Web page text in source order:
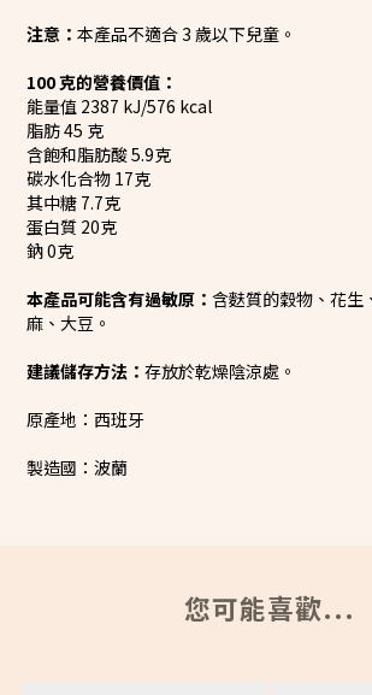
注意： 本產品不適合 3 歲以下兒童。
100 克的營養價值：
能量值 2387 kJ/576 kcal
脂肪 45 克
含飽和脂肪酸 5.9克
碳水化合物 17克
其中糖 7.7克
蛋白質 20克
鈉0克
本產品可能含有過敏原： 含麩質的穀物、花生
麻、大豆。
建議儲存方法： 存放於乾燥陰涼處。
原產地：西班牙
製造國：波蘭
您可能喜歡...